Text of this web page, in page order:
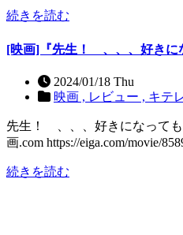
続きを読む
[映画]『先生！ 、、、好きに
2024/01/18 Thu
映画 , レビュー , キテ
先生！ 、、、好きになって
画.com https://eiga.com/movie/
続きを読む